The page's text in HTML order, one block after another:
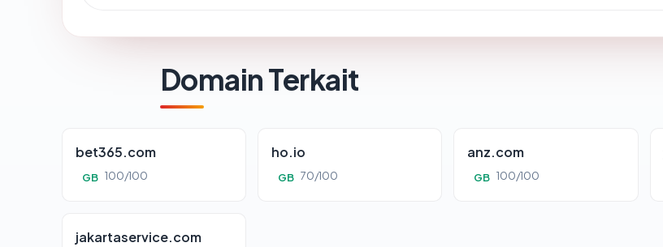
Domain Terkait
bet365.com
GB 100/100
ho.io
GB 70/100
anz.com
GB 100/100
jakartaservice.com